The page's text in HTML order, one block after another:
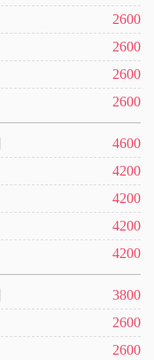
2600
2600
2600
2600
4600
4200
4200
4200
4200
3800
2600
2600